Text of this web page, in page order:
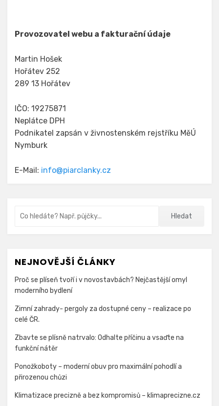
Provozovatel webu a fakturační údaje
Martin Hošek
Hořátev 252
289 13 Hořátev
IČO: 19275871
Neplátce DPH
Podnikatel zapsán v živnostenském rejstříku MěÚ
Nymburk
E-Mail: info@piarclanky.cz
Hledat
NEJNOVĚJŠÍ ČLÁNKY
Proč se plíseň tvoří i v novostavbách? Nejčastější omyl
moderního bydlení
Zimní zahrady- pergoly za dostupné ceny – realizace po
celé ČR.
Zbavte se plísně natrvalo: Odhalte příčinu a vsaďte na
funkční nátěr
Ponožkoboty – moderní obuv pro maximální pohodlí a
přirozenou chůzi
Klimatizace precizně a bez kompromisů – klimaprecizne.cz